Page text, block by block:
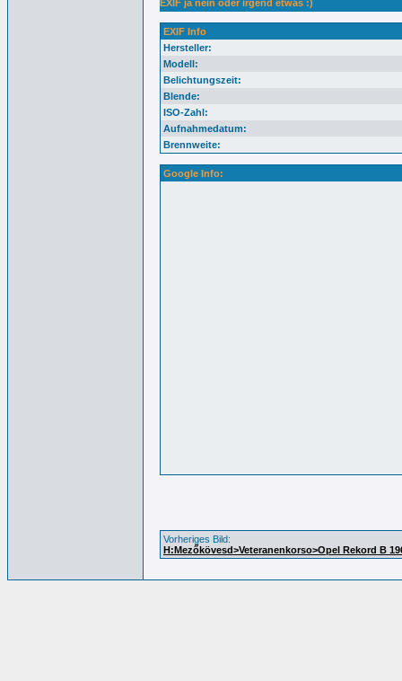
EXIF ja nein oder irgend etwas :)
EXIF Info
Hersteller:
Modell:
Belichtungszeit:
Blende:
ISO-Zahl:
Aufnahmedatum:
Brennweite:
Google Info:
Vorheriges Bild:
H:Mezőkövesd>Veteranenkorso>Opel Rekord B